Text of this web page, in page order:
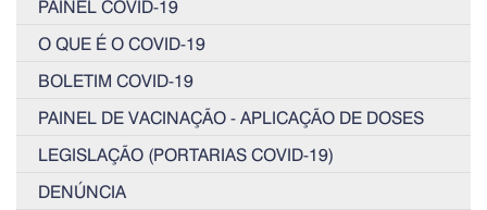
PAINEL COVID-19
O QUE É O COVID-19
BOLETIM COVID-19
PAINEL DE VACINAÇÃO - APLICAÇÃO DE DOSES
LEGISLAÇÃO (PORTARIAS COVID-19)
DENÚNCIA